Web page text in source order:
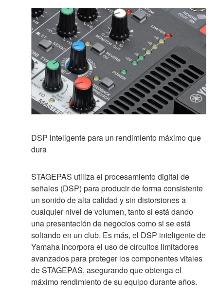
DSP inteligente para un rendimiento máximo que
dura
STAGEPAS utiliza el procesamiento digital de
señales (DSP) para producir de forma consistente
un sonido de alta calidad y sin distorsiones a
cualquier nivel de volumen, tanto si está dando
una presentación de negocios como si se está
soltando en un club. Es más, el DSP inteligente de
Yamaha incorpora el uso de circuitos limitadores
avanzados para proteger los componentes vitales
de STAGEPAS, asegurando que obtenga el
máximo rendimiento de su equipo durante años.